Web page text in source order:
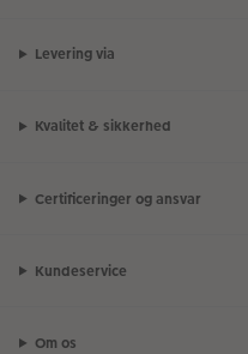
Levering via
Kvalitet & sikkerhed
Certificeringer og ansvar
Kundeservice
Om os